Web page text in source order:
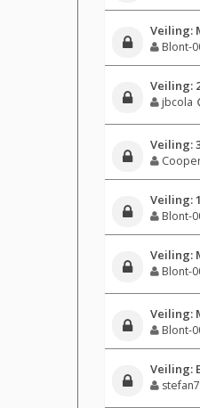
Veiling:
Blont-
Veiling:
jbcola
Veiling:
Veiling:
Blont-
Veiling:
Blont-
Veiling:
Blont-
Veiling: